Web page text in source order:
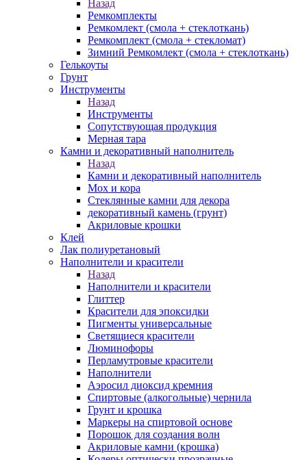
Назад
Ремкомплекты
Ремкомлект (смола + стеклоткань)
Ремкомплект (смола + стекломат)
Зимний Ремкомлект (смола + стеклоткань)
Гелькоуты
Грунт
Инструменты
Назад
Инструменты
Сопутствующая продукция
Мерная тара
Камни и декоративный наполнитель
Назад
Камни и декоративный наполнитель
Мох и кора
Стеклянные камни для декора
декоративный камень (грунт)
Акриловые крошки
Клей
Лак полиуретановый
Наполнители и красители
Назад
Наполнители и красители
Глиттер
Красители для эпоксидки
Пигменты универсальные
Светящиеся красители
Люминофоры
Перламутровые красители
Наполнители
Аэросил диоксид кремния
Спиртовые (алкогольные) чернила
Грунт и крошка
Маркеры на спиртовой основе
Порошок для создания волн
Акриловые камни (крошка)